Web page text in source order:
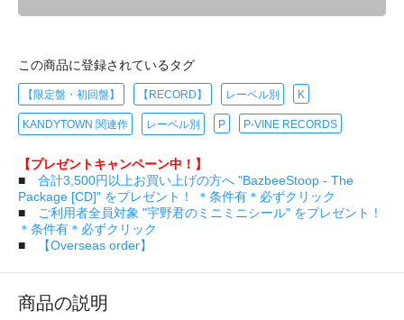
この商品に登録されているタグ
【限定盤・初回盤】 【RECORD】 レーベル別 K
KANDYTOWN 関連作 レーベル別 P P-VINE RECORDS
【プレゼントキャンペーン中！】
■ 合計3,500円以上お買い上げの方へ "BazbeeStoop - The
Package [CD]" をプレゼント！ ＊条件有＊必ずクリック
■
ご利用者全員対象 "宇野君のミニミニシール" をプレゼント！
＊条件有＊必ずクリック
■
【Overseas order】
商品の説明